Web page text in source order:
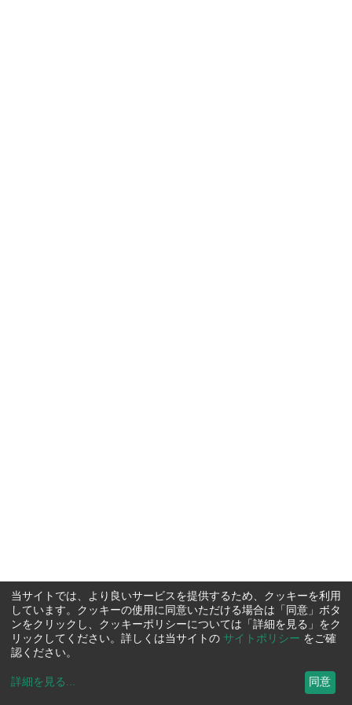
当サイトでは、より良いサービスを提供するため、クッキーを利用
しています。クッキーの使用に同意いただける場合は「同意」ボタ
ンをクリックし、クッキーポリシーについては「詳細を見る」をク
リックしてください。詳しくは当サイトの サイトポリシー をご確
認ください。
詳細を見る ... 同意